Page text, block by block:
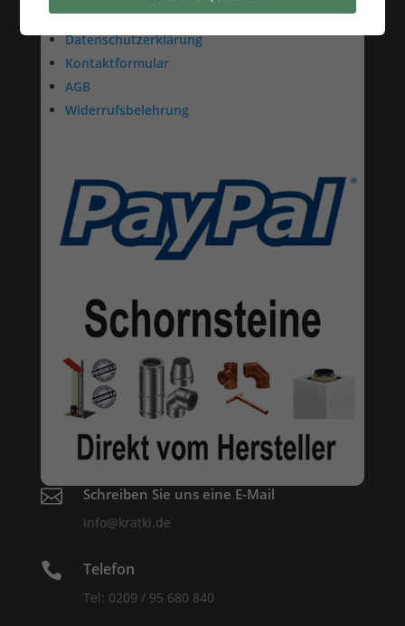
 Schreiben Sie uns eine E-Mail
info@kratki.de
 Telefon
Tel: 0209 / 95 680 840
Impressum
Datenschutzerklärung
Kontaktformular
AGB
Widerrufsbelehrung